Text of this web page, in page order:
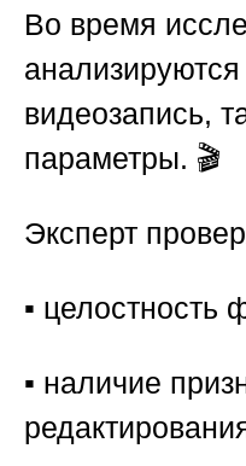
Во время
видеозапись,
параметры. 🎬
Эксперт
▪️ целостность
▪️ наличие